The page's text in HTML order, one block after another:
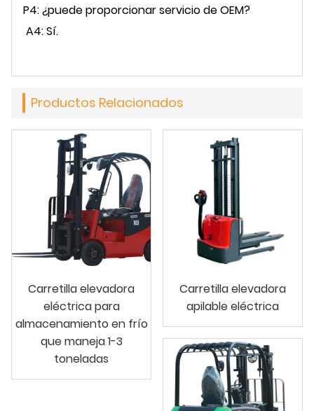
P4: ¿puede proporcionar servicio de OEM?
A4: Sí.
Productos Relacionados
Carretilla elevadora
eléctrica para
almacenamiento en frío
que maneja 1-3
toneladas
Carretilla elevadora
apilable eléctrica